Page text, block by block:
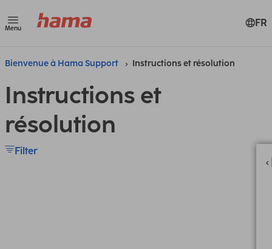
Menu FR
Bienvenue à Hama Support Instructions et résolution
Instructions et
résolution
Filter